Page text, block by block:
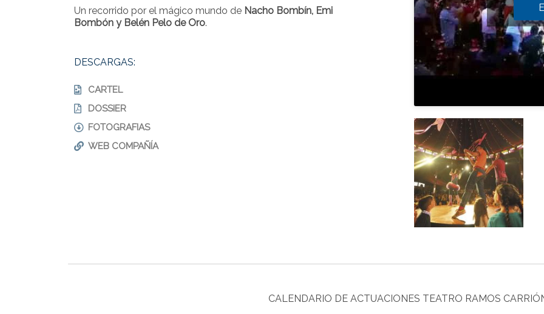
Un recorrido por el mágico mundo de Nacho Bombín, Emi
Bombón y Belén Pelo de Oro.
DESCARGAS:
CARTEL
DOSSIER
FOTOGRAFIAS
WEB COMPAÑÍA
CALENDARIO DE ACTUACIONES TEATRO RAMOS